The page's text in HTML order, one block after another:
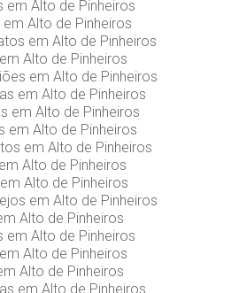
em Alto de Pinheiros‎
Alto de Pinheiros‎
em Alto de Pinheiros‎
Alto de Pinheiros‎
em Alto de Pinheiros‎
em Alto de Pinheiros‎
em Alto de Pinheiros‎
em Alto de Pinheiros‎
em Alto de Pinheiros‎
Alto de Pinheiros‎
Alto de Pinheiros‎
em Alto de Pinheiros‎
Alto de Pinheiros‎
em Alto de Pinheiros‎
Alto de Pinheiros‎
Alto de Pinheiros‎
em Alto de Pinheiros‎